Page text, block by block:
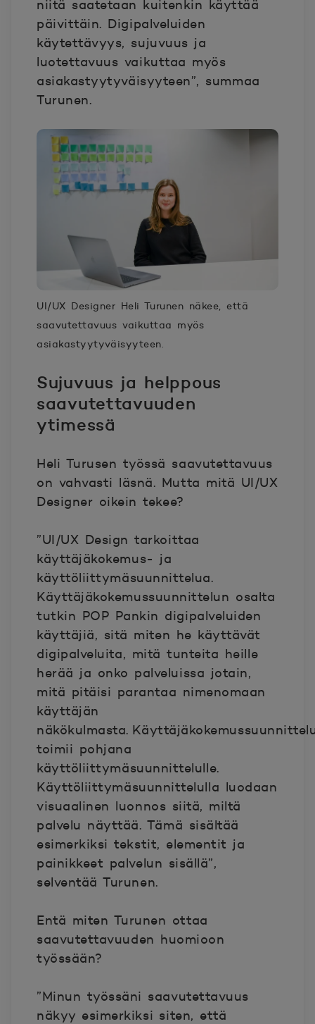
niitä saatetaan kuitenkin käyttää
päivittäin. Digipalveluiden
käytettävyys, sujuvuus ja
luotettavuus vaikuttaa myös
asiakastyytyväisyyteen”, summaa
Turunen.
UI/UX Designer Heli Turunen näkee, että
saavutettavuus vaikuttaa myös
asiakastyytyväisyyteen.
Sujuvuus ja helppous
saavutettavuuden
ytimessä
Heli Turusen työssä saavutettavuus
on vahvasti läsnä. Mutta mitä UI/UX
Designer oikein tekee?
”UI/UX Design tarkoittaa
käyttäjäkokemus- ja
käyttöliittymäsuunnittelua.
Käyttäjäkokemussuunnittelun osalta
tutkin POP Pankin digipalveluiden
käyttäjiä, sitä miten he käyttävät
digipalveluita, mitä tunteita heille
herää ja onko palveluissa jotain,
mitä pitäisi parantaa nimenomaan
käyttäjän
näkökulmasta.
toimii pohjana
käyttöliittymäsuunnittelulle.
Käyttöliittymäsuunnittelulla luodaan
visuaalinen luonnos siitä, miltä
palvelu näyttää. Tämä sisältää
esimerkiksi tekstit, elementit ja
painikkeet palvelun sisällä”,
selventää Turunen.
Entä miten Turunen ottaa
saavutettavuuden huomioon
työssään?
”Minun työssäni saavutettavuus
näkyy esimerkiksi siten, että